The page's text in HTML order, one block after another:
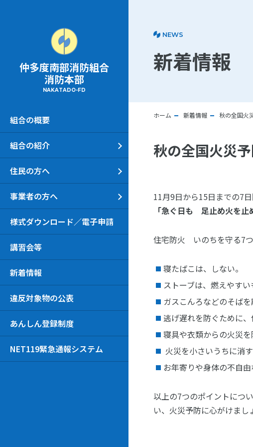
仲多度南部消防組合
消防本部
NAKATADO-FD
組合の概要
組合の紹介
住民の方へ
事業者の方へ
様式ダウンロード／電子申請
講習会等
新着情報
違反対象物の公表
あんしん登録制度
NET119緊急通報システム
NEWS
新着情報
ホーム 新着情報 秋の全国火
秋の全国火災
11月9日から15日までの7
「急ぐ日も 足止め火を止
住宅防火 いのちを守る7つ
寝たばこは、しない。
ストーブは、燃えやすい
ガスこんろなどのそばを
逃げ遅れを防ぐために、
寝具や衣類からの火災
火災を小さいうちに消
お年寄りや身体の不自
以上の7つのポイントにつ
い、火災予防に心がけまし